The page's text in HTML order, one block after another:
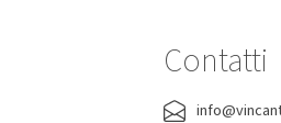
Contatti